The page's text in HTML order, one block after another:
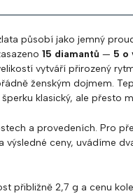
působí jako jemný
15 diamantů — 5 o
vytváří přirozený
ženským dojmem.
klasický, ale přesto
a provedeních. Pro
ceny, uvádíme
přibližně 2,7 g a cenu